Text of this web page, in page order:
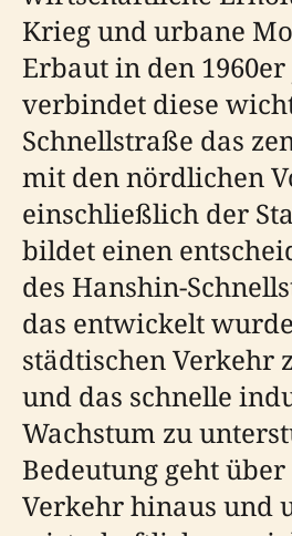
Krieg und urbane
Erbaut in den 1960er
verbindet diese
Schnellstraße das
mit den nördlichen
einschließlich der
bildet einen
des Hanshin-
das entwickelt
städtischen Verkehr
und das schnelle
Wachstum zu
Bedeutung geht
Verkehr hinaus und